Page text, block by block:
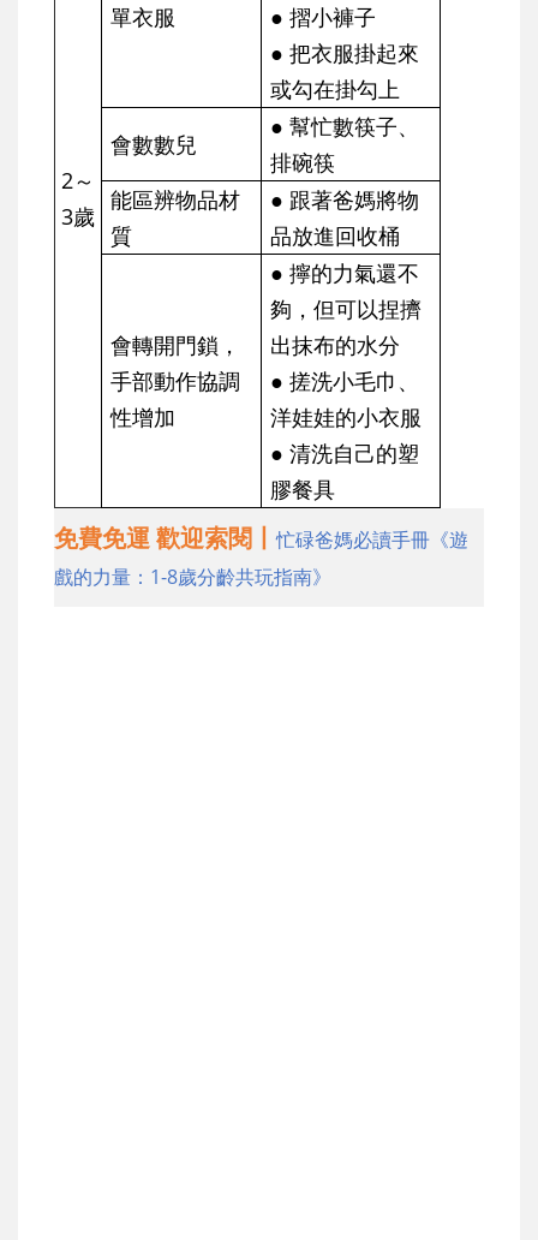
2～
3歲
單衣服
● 摺小褲子
● 把衣服掛起來
或勾在掛勾上
會數數兒
● 幫忙數筷子、
排碗筷
能區辨物品材
質
● 跟著爸媽將物
品放進回收桶
會轉開門鎖，
手部動作協調
性增加
● 擰的力氣還不
夠，但可以捏擠
出抹布的水分
● 搓洗小毛巾、
洋娃娃的小衣服
● 清洗自己的塑
膠餐具
免費免運 歡迎索閱丨忙碌爸媽必讀手冊《遊
戲的力量：1-8歲分齡共玩指南》